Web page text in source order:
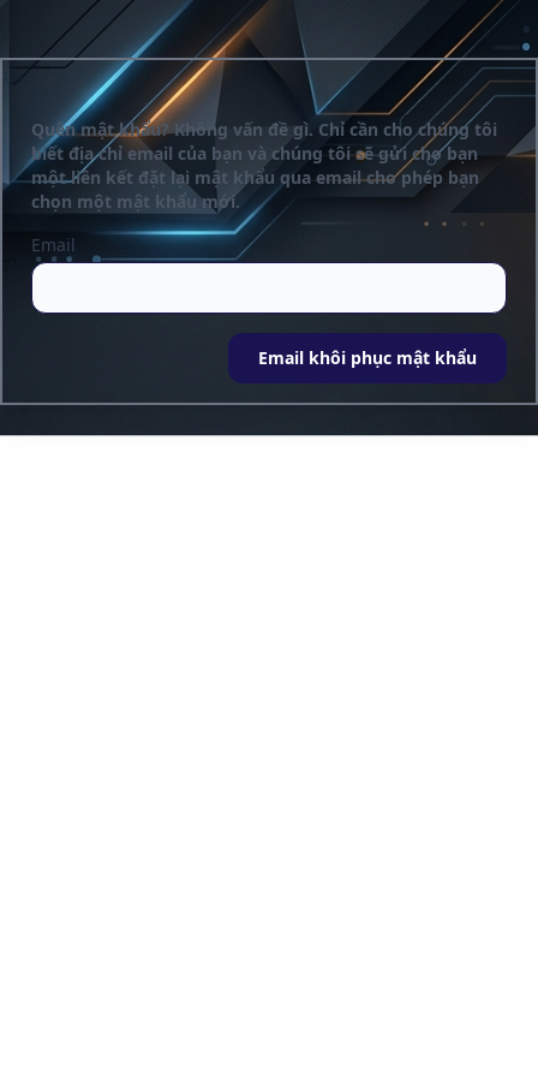
Quên mật khẩu? Không vấn đề gì. Chỉ cần cho chúng tôi
biết địa chỉ email của bạn và chúng tôi sẽ gửi cho bạn
một liên kết đặt lại mật khẩu qua email cho phép bạn
chọn một mật khẩu mới.
Email
Email khôi phục mật khẩu